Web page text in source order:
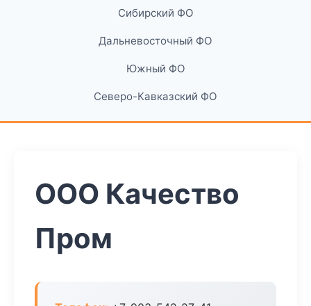
Сибирский ФО
Дальневосточный ФО
Южный ФО
Северо-Кавказский ФО
ООО Качество
Пром